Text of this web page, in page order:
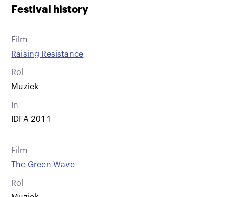
Festival history
Film
Raising Resistance
Rol
Muziek
In
IDFA 2011
Film
The Green Wave
Rol